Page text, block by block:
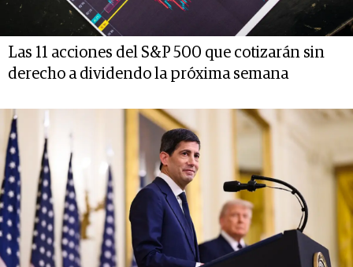
Las 11 acciones del S&P 500 que cotizarán sin
derecho a dividendo la próxima semana